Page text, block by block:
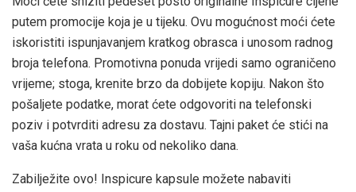
putem promocije koja je u tijeku. Ovu mogućnost moći ćete
iskoristiti ispunjavanjem kratkog obrasca i unosom radnog
broja telefona. Promotivna ponuda vrijedi samo ograničeno
vrijeme; stoga, krenite brzo da dobijete kopiju. Nakon što
pošaljete podatke, morat ćete odgovoriti na telefonski
poziv i potvrditi adresu za dostavu. Tajni paket će stići na
vaša kućna vrata u roku od nekoliko dana.
Zabilježite ovo! Inspicure kapsule možete nabaviti